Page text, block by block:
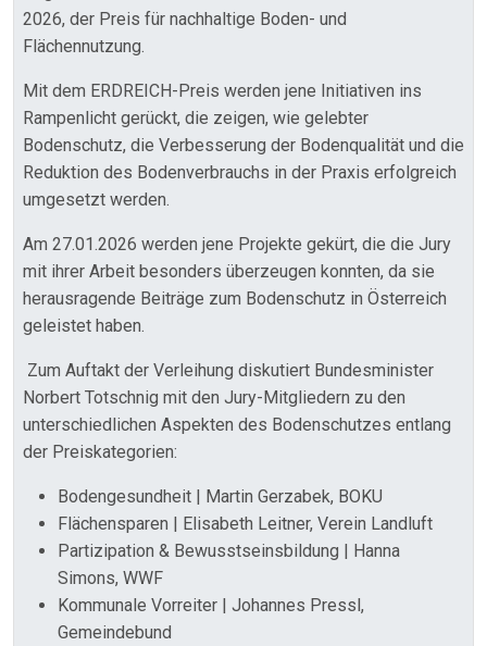
2026, der Preis für nachhaltige Boden- und
Flächennutzung.
Mit dem ERDREICH-Preis werden jene Initiativen ins
Rampenlicht gerückt, die zeigen, wie gelebter
Bodenschutz, die Verbesserung der Bodenqualität und die
Reduktion des Bodenverbrauchs in der Praxis erfolgreich
umgesetzt werden.
Am 27.01.2026 werden jene Projekte gekürt, die die Jury
mit ihrer Arbeit besonders überzeugen konnten, da sie
herausragende Beiträge zum Bodenschutz in Österreich
geleistet haben.
Zum Auftakt der Verleihung diskutiert Bundesminister
Norbert Totschnig mit den Jury-Mitgliedern zu den
unterschiedlichen Aspekten des Bodenschutzes entlang
der Preiskategorien:
Bodengesundheit | Martin Gerzabek, BOKU
Flächensparen | Elisabeth Leitner, Verein Landluft
Partizipation & Bewusstseinsbildung | Hanna
Simons, WWF
Kommunale Vorreiter | Johannes Pressl,
Gemeindebund